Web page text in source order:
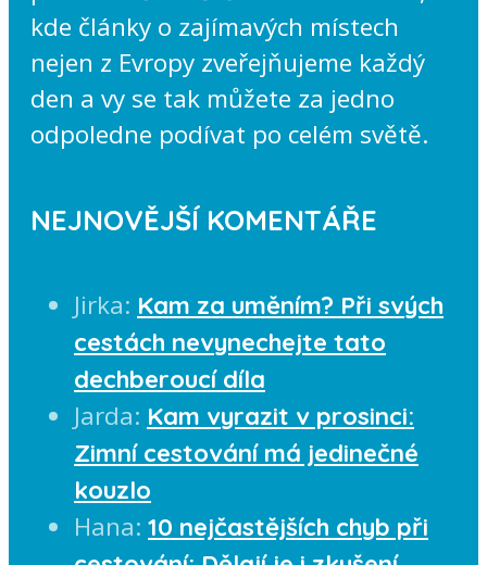
kde články o zajímavých místech
nejen z Evropy zveřejňujeme každý
den a vy se tak můžete za jedno
odpoledne podívat po celém světě.
NEJNOVĚJŠÍ KOMENTÁŘE
Jirka: Kam za uměním? Při svých
cestách nevynechejte tato
dechberoucí díla
Jarda: Kam vyrazit v prosinci:
Zimní cestování má jedinečné
kouzlo
Hana: 10 nejčastějších chyb při